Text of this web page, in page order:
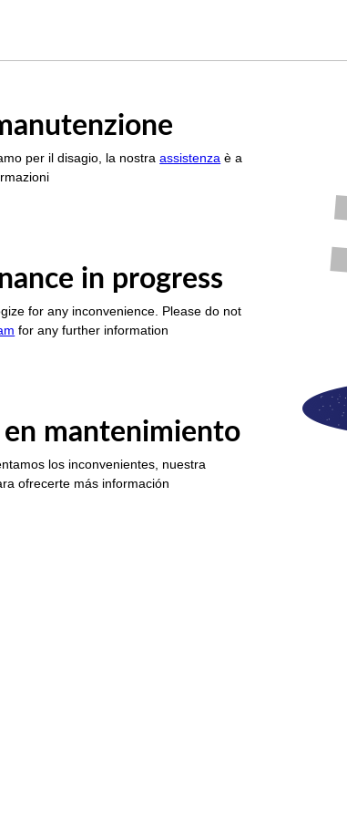
per il disagio, la nostraassistenza è a
in progress
for any inconvenience. Please do not
for any further information
en mantenimiento
los inconvenientes, nuestra
ofrecerte más información